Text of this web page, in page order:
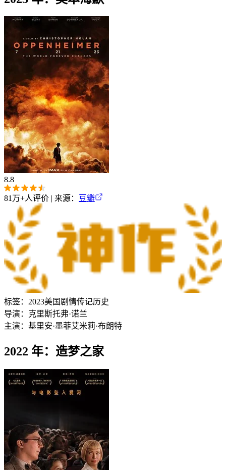
8.8
81万+人评价 | 来源： 豆瓣
标签： 2023美国 剧情传记历史
导演： 克里斯托弗·诺兰
主演： 基里安·墨菲艾米莉·布朗特
2022 年：造梦之家